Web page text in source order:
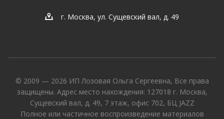
г. Москва, ул. Сущевский вал, д. 49
© 2009 — 2026 ИП Лозовая Ольга Сергеевна, Все права
защищены. Адрес место нахождения: 127018 г. Москва,
Сущевский вал, д. 49, 7 этаж, офис 702, БЦ JAZZ
Полное или частичное воспроизведение материалов